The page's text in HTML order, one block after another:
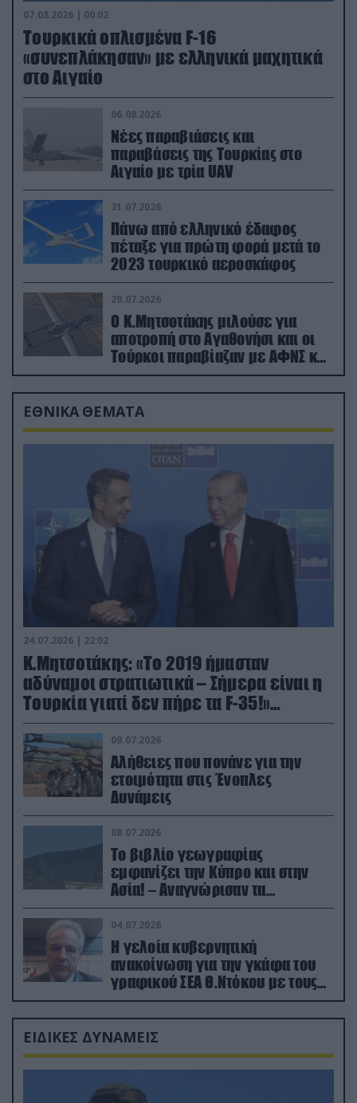
07.08.2026 | 00:02
Τουρκικά οπλισμένα F-16
«συνεπλάκησαν» με ελληνικά μαχητικά
στο Αιγαίο
06.08.2026
Νέες παραβιάσεις και
παραβάσεις της Τουρκίας στο
Αιγαίο με τρία UAV
31.07.2026
Πάνω από ελληνικό έδαφος
πέταξε για πρώτη φορά μετά το
2023 τουρκικό αεροσκάφος
29.07.2026
Ο Κ.Μητσοτάκης μιλούσε για
αποτροπή στο Αγαθονήσι και οι
Τούρκοι παραβίαζαν με ΑΦΝΣ και
drone
ΕΘΝΙΚΑ ΘΕΜΑΤΑ
24.07.2026 | 22:02
Κ.Μητσοτάκης: «Το 2019 ήμασταν
αδύναμοι στρατιωτικά – Σήμερα είναι η
Τουρκία γιατί δεν πήρε τα F-35!»
(βίντεο)
09.07.2026
Αλήθειες που πονάνε για την
ετοιμότητα στις Ένοπλες
Δυνάμεις
08.07.2026
Το βιβλίο γεωγραφίας
εμφανίζει την Κύπρο και στην
Ασία! – Αναγνώρισαν τα
κατεχόμενα; (φωτο)
04.07.2026
Η γελοία κυβερνητική
ανακοίνωση για την γκάφα του
γραφικού ΣΕΑ Θ.Ντόκου με τους
Ρώσους φαρσέρ
ΕΙΔΙΚΕΣ ΔΥΝΑΜΕΙΣ